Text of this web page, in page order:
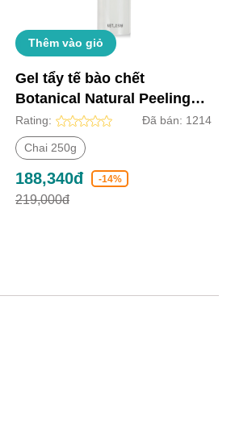
Thêm vào giỏ
Gel tẩy tế bào chết
Botanical Natural Peeling
Gel
Rating: Đã bán: 1214
Chai 250g
188,340đ -14%
219,000đ